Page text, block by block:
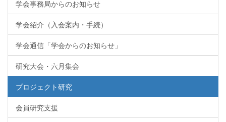
学会事務局からのお知らせ
学会紹介（入会案内・手続）
学会通信「学会からのお知らせ」
研究大会・六月集会
プロジェクト研究
会員研究支援